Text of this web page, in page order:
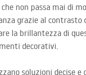
non passa mai di
grazie al
la brillantezza di
decorativi.
soluzioni decise